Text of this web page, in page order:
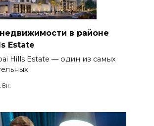
в районе
Estate
Hills Estate — один из самых